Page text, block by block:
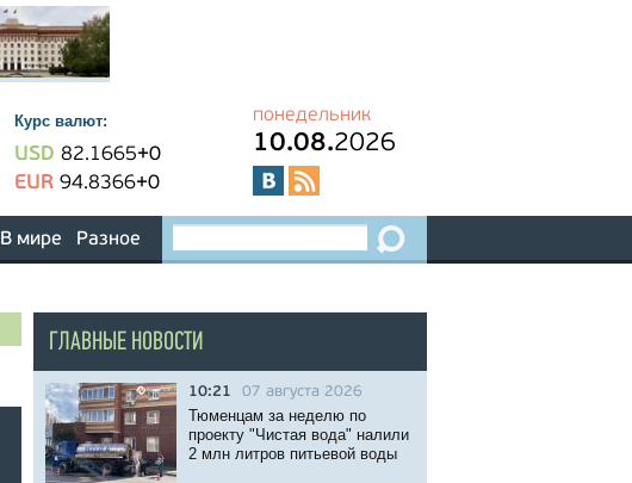
Курс валют:
USD 82.1665+0
EUR 94.8366+0
понедельник
10.08.2026
В мире Разное
ГЛАВНЫЕ НОВОСТИ
10:21 07 августа 2026
Тюменцам за неделю по
проекту "Чистая вода" налили
2 млн литров питьевой воды